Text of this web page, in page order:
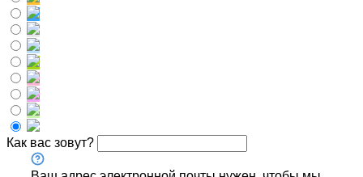
Как вас зовут?